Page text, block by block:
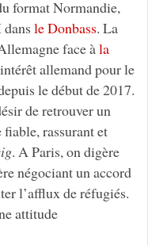
format Normandie,
le Donbass. La
face àla
allemand pour le
le début de 2017.
de retrouver un
rassurant et
. A Paris, on digère
négociant un accord
l’afflux de réfugiés.
attitude